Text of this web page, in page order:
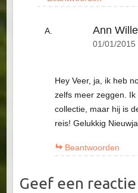
Ann
01/01/2015
Hey Veer, ja, ik heb
zelfs meer zeggen.
collectie, maar hij is
reis! Gelukkig
Beantwoorden
Geef een reactie